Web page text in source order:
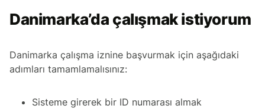
Danimarka’da çalışmak istiyorum
Danimarka çalışma iznine başvurmak için aşağıdaki
adımları tamamlamalısınız:
Sisteme girerek bir ID numarası almak